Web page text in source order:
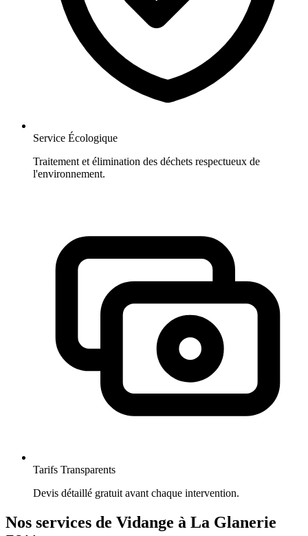
Service Écologique
Traitement et élimination des déchets respectueux de
l'environnement.
Tarifs Transparents
Devis détaillé gratuit avant chaque intervention.
Nos services de Vidange à La Glanerie